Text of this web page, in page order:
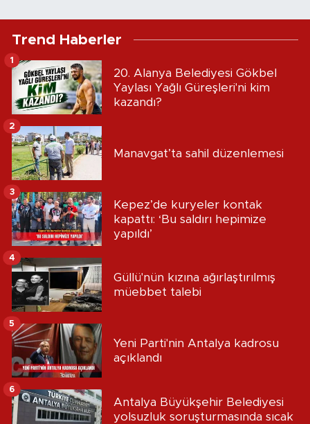
Trend Haberler
20. Alanya Belediyesi Gökbel
Yaylası Yağlı Güreşleri'ni kim
kazandı?
1
Manavgat’ta sahil düzenlemesi
2
Kepez’de kuryeler kontak
kapattı: ‘Bu saldırı hepimize
yapıldı’
3
Güllü'nün kızına ağırlaştırılmış
müebbet talebi
4
Yeni Parti'nin Antalya kadrosu
açıklandı
5
Antalya Büyükşehir Belediyesi
yolsuzluk soruşturmasında sıcak
6